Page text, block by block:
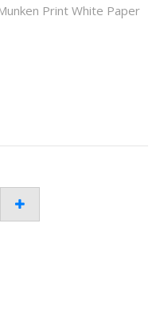
Print White Paper